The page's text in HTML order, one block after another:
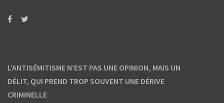
L’ANTISÉMITISME N’EST PAS UNE OPINION, MAIS UN
DÉLIT, QUI PREND TROP SOUVENT UNE DÉRIVE
CRIMINELLE